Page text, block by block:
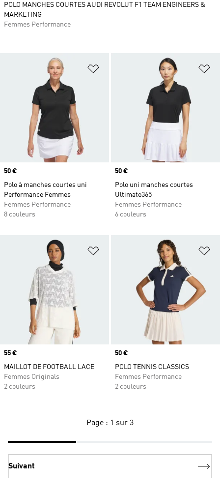
Ajouter à la Liste de produits
Prix
50 €
Polo à manches courtes uni
Performance Femmes
Femmes Performance
8 couleurs
Prix
50 €
Polo uni manches courtes
Ultimate365
Femmes Performance
6 couleurs
Ajouter à la Liste de produits
Prix
55 €
MAILLOT DE FOOTBALL LACE
Femmes Originals
2 couleurs
Prix
50 €
POLO TENNIS CLASSICS
Femmes Performance
2 couleurs
POLO MANCHES COURTES AUDI REVOLUT F1 TEAM ENGINEERS &
MARKETING
Femmes Performance
Page : 1 sur 3
Suivant